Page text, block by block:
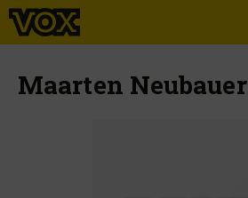
Maarten Neubauer